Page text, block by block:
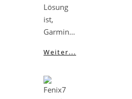
Lösung
ist,
Garmin…
Weiter...